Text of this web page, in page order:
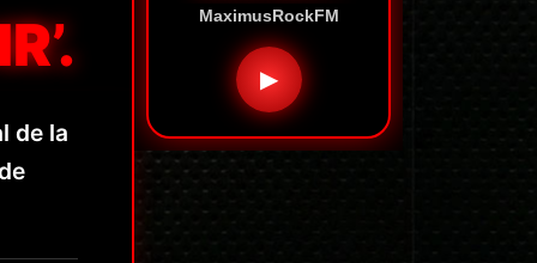
de la
MaximusRockFM
▶